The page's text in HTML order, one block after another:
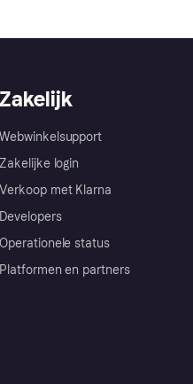
Zakelijk
Webwinkelsupport
Zakelijke login
Verkoop met Klarna
Developers
Operationele status
Platformen en partners